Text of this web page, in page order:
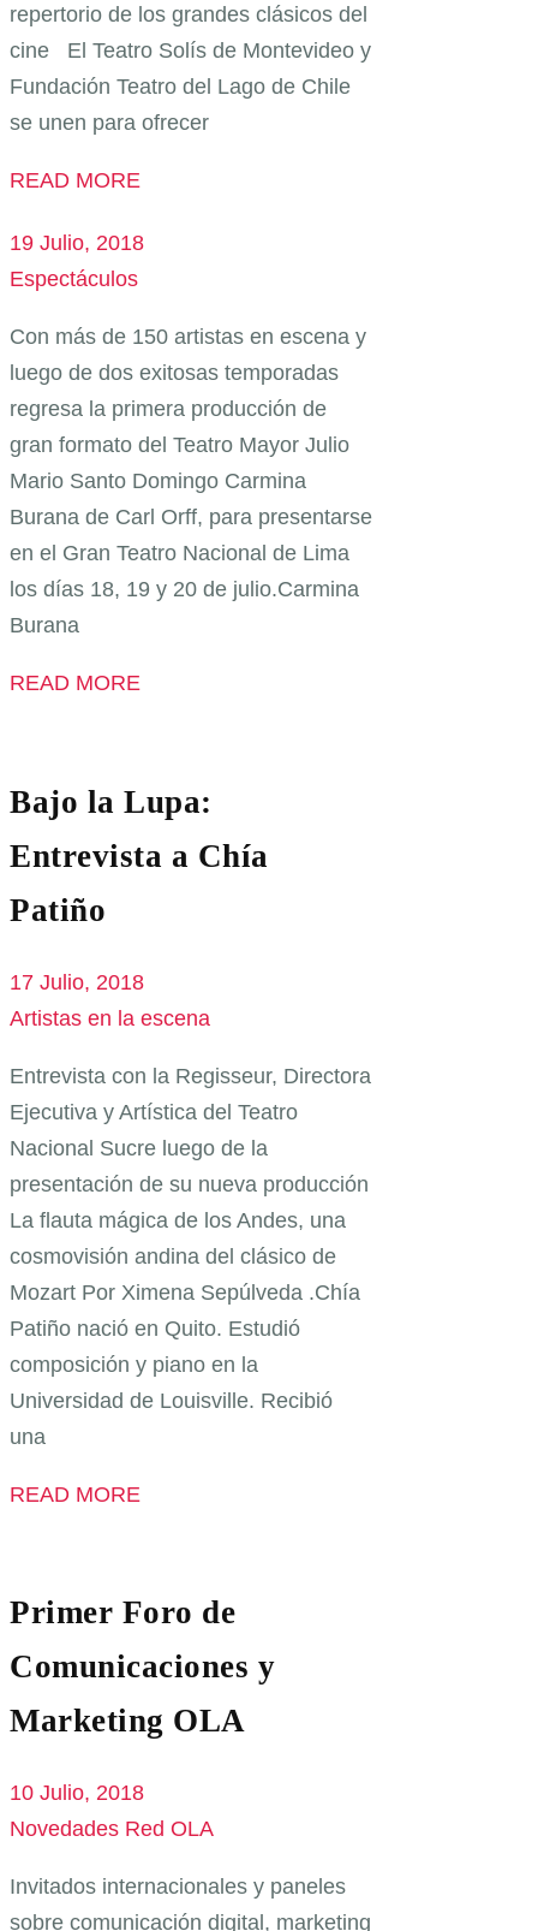
repertorio de los grandes clásicos del
cine El Teatro Solís de Montevideo y
Fundación Teatro del Lago de Chile
se unen para ofrecer
READ MORE
19 Julio, 2018
Espectáculos
Con más de 150 artistas en escena y
luego de dos exitosas temporadas
regresa la primera producción de
gran formato del Teatro Mayor Julio
Mario Santo Domingo Carmina
Burana de Carl Orff, para presentarse
en el Gran Teatro Nacional de Lima
los días 18, 19 y 20 de julio.Carmina
Burana
READ MORE
Bajo la Lupa:
Entrevista a Chía
Patiño
17 Julio, 2018
Artistas en la escena
Entrevista con la Regisseur, Directora
Ejecutiva y Artística del Teatro
Nacional Sucre luego de la
presentación de su nueva producción
La flauta mágica de los Andes, una
cosmovisión andina del clásico de
Mozart Por Ximena Sepúlveda .Chía
Patiño nació en Quito. Estudió
composición y piano en la
Universidad de Louisville. Recibió
una
READ MORE
Primer Foro de
Comunicaciones y
Marketing OLA
10 Julio, 2018
Novedades Red OLA
Invitados internacionales y paneles
sobre comunicación digital, marketing